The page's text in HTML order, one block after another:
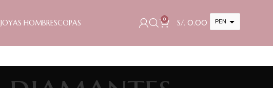
JOYAS HOMBRESCOPAS 0 S/. 0.00 PEN
cambiar la tasa y esta descripción a los valores correctos